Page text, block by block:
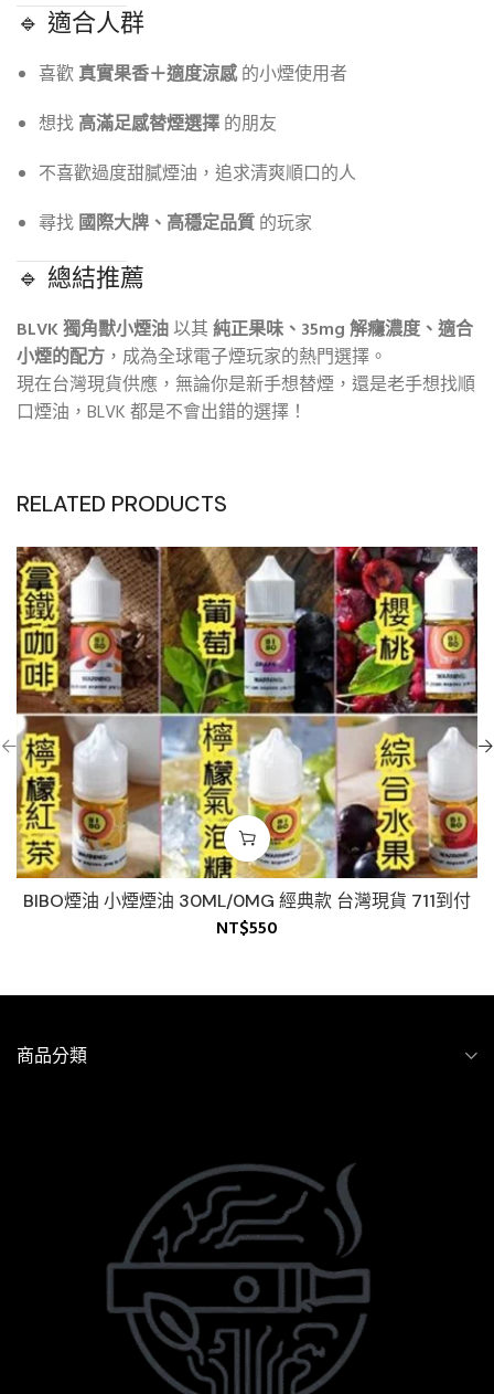
🔹 適合人群
喜歡真實果香＋適度涼感的小煙使用者
想找高滿足感替煙選擇的朋友
不喜歡過度甜膩煙油，追求清爽順口的人
尋找國際大牌、高穩定品質的玩家
🔹 總結推薦
BLVK 獨角獸小煙油以其純正果味、35mg 解癮濃度、適合
小煙的配方 ，成為全球電子煙玩家的熱門選擇。
現在台灣現貨供應，無論你是新手想替煙，還是老手想找順
口煙油，BLVK 都是不會出錯的選擇！
RELATED PRODUCTS
BIBO煙油 小煙煙油 30ML/0MG 經典款 台灣現貨 711到付
NT$550
商品分類